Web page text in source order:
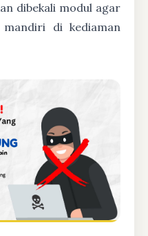
dibekali modul agar
di kediaman